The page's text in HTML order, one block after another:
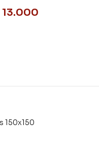
13.000